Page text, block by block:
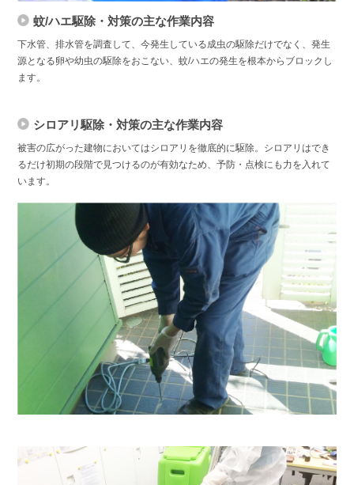
蚊/ハエ駆除・対策の主な作業内容
下水管、排水管を調査して、今発生している成虫の駆除だけでなく、発生
源となる卵や幼虫の駆除をおこない、蚊/ハエの発生を根本からブロックし
ます。
シロアリ駆除・対策の主な作業内容
被害の広がった建物においてはシロアリを徹底的に駆除。シロアリはでき
るだけ初期の段階で見つけるのが有効なため、予防・点検にも力を入れて
います。